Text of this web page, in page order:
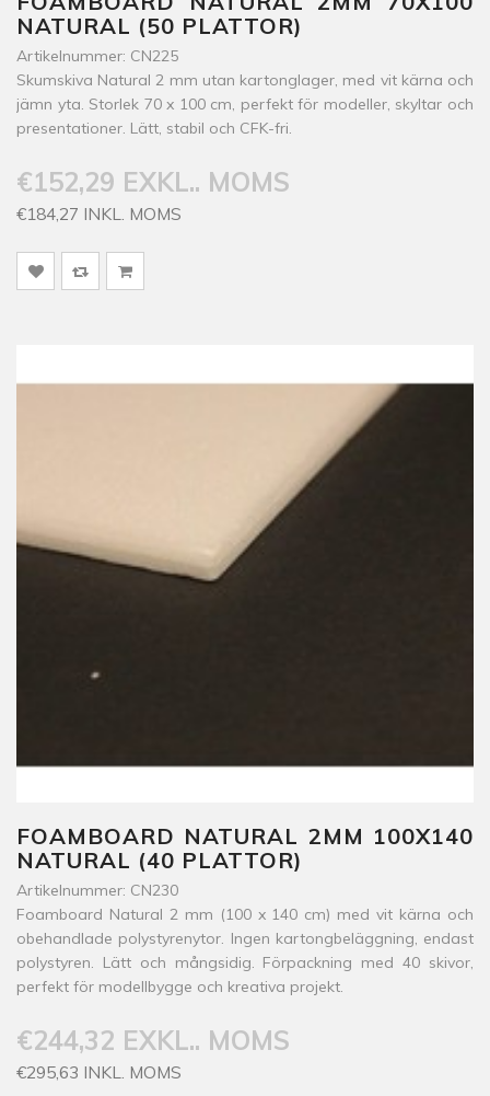
NATURAL (50 PLATTOR)
Artikelnummer: CN225
Skumskiva Natural 2 mm utan kartonglager, med vit kärna och
jämn yta. Storlek 70 x 100 cm, perfekt för modeller, skyltar och
presentationer. Lätt, stabil och CFK-fri.
€152,29 EXKL.. MOMS
€184,27 INKL. MOMS
FOAMBOARD NATURAL 2MM 100X140
NATURAL (40 PLATTOR)
Artikelnummer: CN230
Foamboard Natural 2 mm (100 x 140 cm) med vit kärna och
obehandlade polystyrenytor. Ingen kartongbeläggning, endast
polystyren. Lätt och mångsidig. Förpackning med 40 skivor,
perfekt för modellbygge och kreativa projekt.
€244,32 EXKL.. MOMS
€295,63 INKL. MOMS